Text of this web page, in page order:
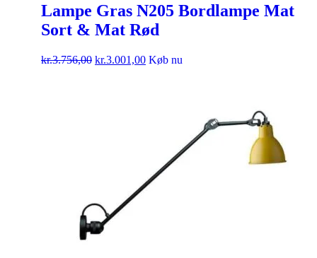
Lampe Gras N205 Bordlampe Mat
Sort & Mat Rød
kr.3.756,00 kr.3.001,00 Køb nu